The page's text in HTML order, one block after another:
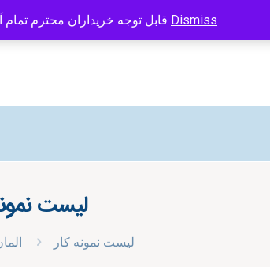
info@caspianbook.com
لیست
لیست نمونه کار
Dismiss